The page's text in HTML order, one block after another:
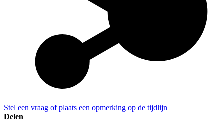
Stel een vraag of plaats een opmerking op de tijdlijn
Delen